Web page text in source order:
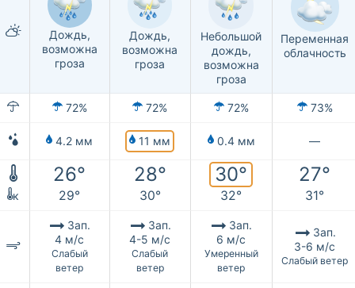
Дождь,
возможна
гроза
Дождь,
возможна
гроза
Небольшой
дождь,
возможна
гроза
Переменная
облачность
72% 72% 72% 73%
4.2 мм 11 мм 0.4 мм —
26° 28° 30° 27°
к 29° 30° 32° 31°
Зап.
4 м/с
Слабый
ветер
Зап.
4-5 м/с
Слабый
ветер
Зап.
6 м/с
Умеренный
ветер
Зап.
3-6 м/с
Слабый ветер